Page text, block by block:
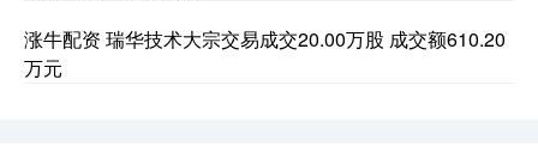
涨牛配资 瑞华技术大宗交易成交20.00万股 成交额610.20
万元